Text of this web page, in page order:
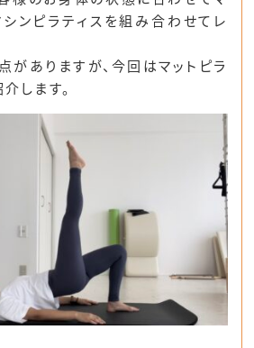
シンピラティスを組み合わせてレ
がありますが、今回はマットピラ
します。